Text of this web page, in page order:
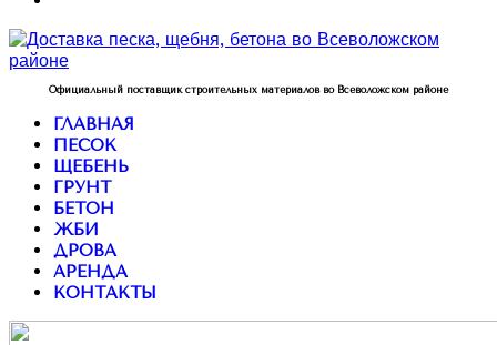
Официальный поставщик строительных материалов во Всеволожском районе
ГЛАВНАЯ
ПЕСОК
ЩЕБЕНЬ
ГРУНТ
БЕТОН
ЖБИ
ДРОВА
АРЕНДА
КОНТАКТЫ